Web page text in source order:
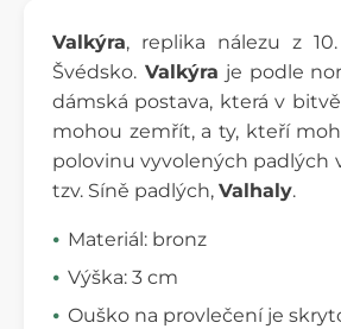
Valkýra, replika nálezu z
Švédsko. Valkýra je podle
dámská postava, která v
mohou zemřít, a ty, kteří
polovinu vyvolených padlých
tzv. Síně padlých, Valhaly.
Materiál: bronz
Výška: 3 cm
Ouško na provlečení je